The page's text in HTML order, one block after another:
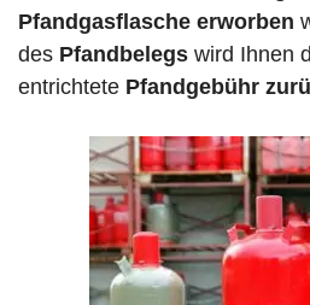
Pfandgasflasche erworben
des Pfandbelegs wird Ihnen
entrichtete Pfandgebühr